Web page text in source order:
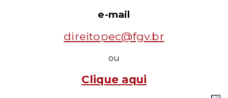
e-mail
direitopec@fgv.br
ou
Clique aqui